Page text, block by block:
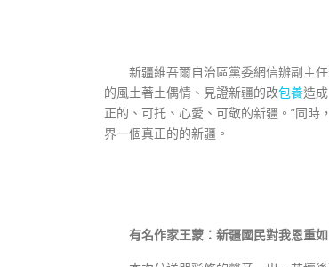
新疆維吾爾自治區黨委網信辦副主
的風土著土偶情、見證新疆的改包養造
正的、可托、心愛、可敬的新疆。”同時
界一個真正的的新疆。
有名作家王蒙：新疆國民對我恩重